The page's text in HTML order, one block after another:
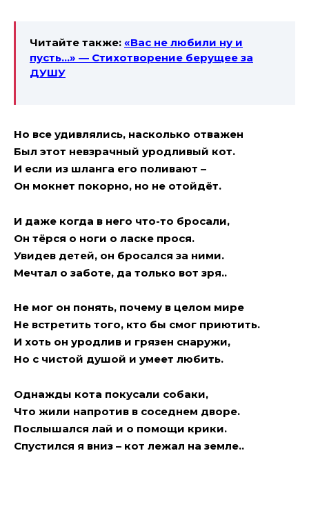
Читайте также: «Вас не любили ну и
пусть…» — Стихотворение берущее за
ДУШУ
Но все удивлялись, насколько отважен
Был этот невзрачный уродливый кот.
И если из шланга его поливают –
Он мокнет покорно, но не отойдёт.
И даже когда в него что-то бросали,
Он тёрся о ноги о ласке прося.
Увидев детей, он бросался за ними.
Мечтал о заботе, да только вот зря..
Не мог он понять, почему в целом мире
Не встретить того, кто бы смог приютить.
И хоть он уродлив и грязен снаружи,
Но с чистой душой и умеет любить.
Однажды кота покусали собаки,
Что жили напротив в соседнем дворе.
Послышался лай и о помощи крики.
Спустился я вниз – кот лежал на земле..